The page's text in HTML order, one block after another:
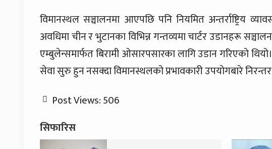
विमानस्थल सञ्चालनमा आएपछि पनि नियमित अन्तर्राष्ट्रिय
अवधिमा चीन र भुटानका विभिन्न गन्तव्यमा चार्टर उडानहरू
एम्बुलेन्समार्फत बिरामी ओसारपसारका लागि उडान गरिएको थियो।
सेवा सुरु हुन नसक्दा विमानस्थलको प्रभावकारी उपयोगबारे
Post Views:506
सिफारिस